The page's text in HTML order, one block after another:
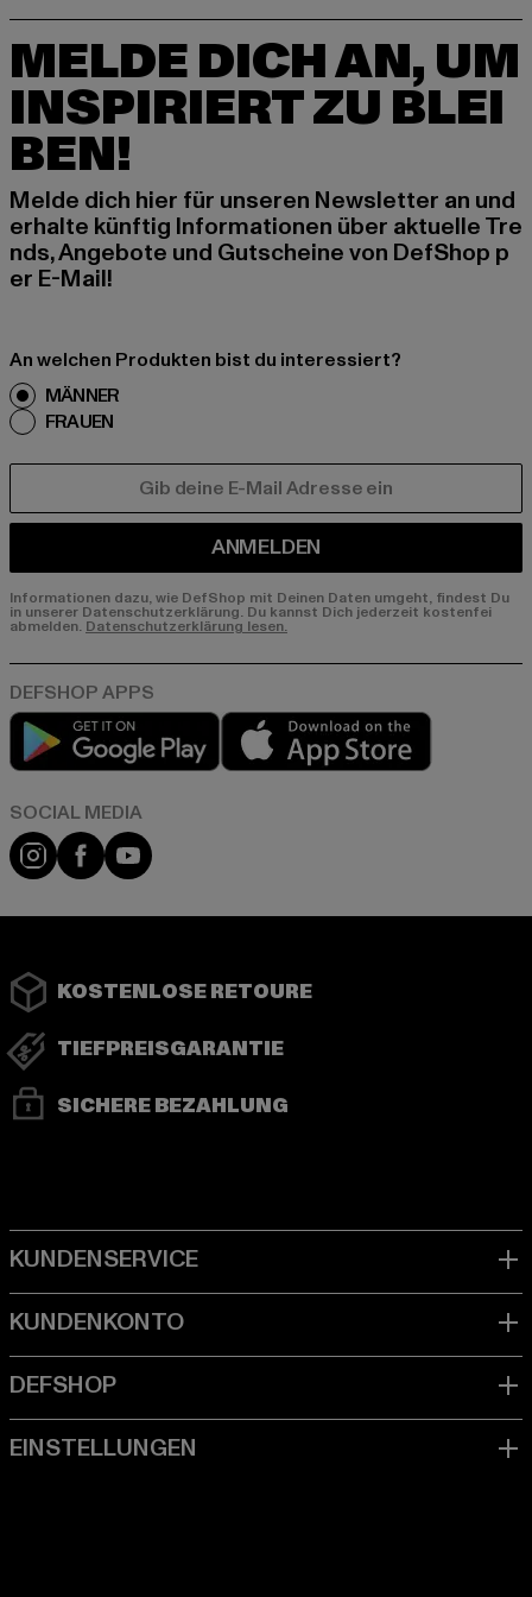
MELDE DICH AN, UM
INSPIRIERT ZU BLEI
BEN!
Melde dich hier für unseren Newsletter an und
erhalte künftig Informationen über aktuelle Tre
nds, Angebote und Gutscheine von DefShop p
er E-Mail!
An welchen Produkten bist du interessiert?
MÄNNER
FRAUEN
ANMELDEN
Informationen dazu, wie DefShop mit Deinen Daten umgeht, findest Du
in unserer Datenschutzerklärung. Du kannst Dich jederzeit kostenfei
abmelden. Datenschutzerklärung lesen.
Play market
Instagram
FacebookYouTube
KOSTENLOSE RETOURE
TIEFPREISGARANTIE
SICHERE BEZAHLUNG